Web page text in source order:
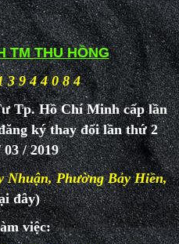
TM THU HỒNG
3 9 4 4 0 8 4
Tp. Hồ Chí Minh cấp lần
ký thay đổi lần thứ 2
03 / 2019
Nhuận, Phường Bảy Hiền,
đây)
việc: